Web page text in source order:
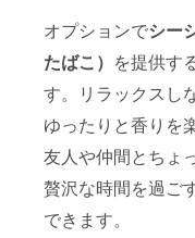
オプションでシー
たばこ） を提供す
す。リラックスし
ゆったりと香りを
友人や仲間とちょ
贅沢な時間を過ご
できます。